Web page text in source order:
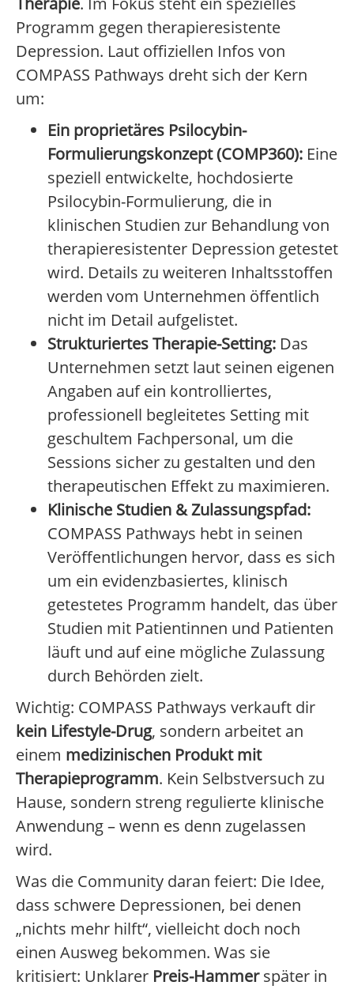
Programm gegen therapieresistente
Depression. Laut offiziellen Infos von
COMPASS Pathways dreht sich der Kern
um:
Ein proprietäres Psilocybin-
Formulierungskonzept (COMP360): Eine
speziell entwickelte, hochdosierte
Psilocybin-Formulierung, die in
klinischen Studien zur Behandlung von
therapieresistenter Depression getestet
wird. Details zu weiteren Inhaltsstoffen
werden vom Unternehmen öffentlich
nicht im Detail aufgelistet.
Strukturiertes Therapie-Setting: Das
Unternehmen setzt laut seinen eigenen
Angaben auf ein kontrolliertes,
professionell begleitetes Setting mit
geschultem Fachpersonal, um die
Sessions sicher zu gestalten und den
therapeutischen Effekt zu maximieren.
Klinische Studien & Zulassungspfad:
COMPASS Pathways hebt in seinen
Veröffentlichungen hervor, dass es sich
um ein evidenzbasiertes, klinisch
getestetes Programm handelt, das über
Studien mit Patientinnen und Patienten
läuft und auf eine mögliche Zulassung
durch Behörden zielt.
Wichtig: COMPASS Pathways verkauft dir
kein Lifestyle-Drug, sondern arbeitet an
einem medizinischen Produkt mit
Therapieprogramm. Kein Selbstversuch zu
Hause, sondern streng regulierte klinische
Anwendung – wenn es denn zugelassen
wird.
Was die Community daran feiert: Die Idee,
dass schwere Depressionen, bei denen
„nichts mehr hilft“, vielleicht doch noch
einen Ausweg bekommen. Was sie
kritisiert: Unklarer Preis-Hammerspäter in